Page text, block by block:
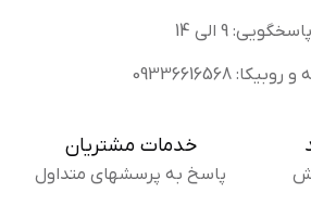
9 الی 14
09336616568
خدمات مشتریان
پاسخ به پرسشهای متداول